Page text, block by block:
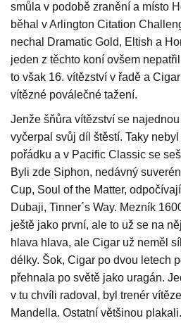
smůla v podobě zranění a místo
běhal v Arlington Citation
nechal Dramatic Gold, Eltish a
jeden z těchto koní ovšem
to však 16. vítězství v řadě a
vítězné poválečné tažení.
Jenže šňůra vítězství se
vyčerpal svůj díl štěstí. Taky
pořádku a v Pacific Classic se
Byli zde Siphon, nedávný
Cup, Soul of the Matter,
Dubaji, Tinner´s Way. Mezník
ještě jako první, ale to už se na
hlava hlava, ale Cigar už neměl
délky. Šok, Cigar po dvou letech
přehnala po světě jako uragán.
v tu chvíli radoval, byl trenér
Mandella. Ostatní většinou